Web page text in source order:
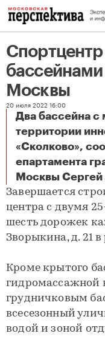
бассейнами
Москвы
20 июля 2022 16:00
Два бассейна с
территории
«Сколково»,
епартамента
Москвы Сергей
Завершается
центра с двумя
шесть дорожек
Зворыкина, д. 21
Кроме крытого
гидромассажной
грудничковым
всесезонный
водой и зоной